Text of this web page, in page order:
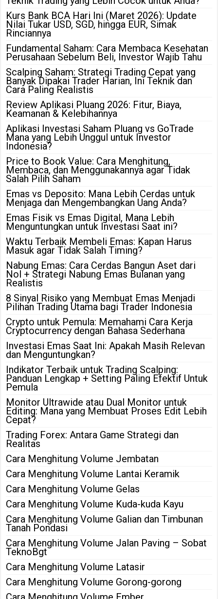
Kurs Bank BCA Hari Ini (Maret 2026): Update
Nilai Tukar USD, SGD, hingga EUR, Simak
Rinciannya
Fundamental Saham: Cara Membaca Kesehatan
Perusahaan Sebelum Beli, Investor Wajib Tahu
Scalping Saham: Strategi Trading Cepat yang
Banyak Dipakai Trader Harian, Ini Teknik dan
Cara Paling Realistis
Review Aplikasi Pluang 2026: Fitur, Biaya,
Keamanan & Kelebihannya
Aplikasi Investasi Saham Pluang vs GoTrade
Mana yang Lebih Unggul untuk Investor
Indonesia?
Price to Book Value: Cara Menghitung,
Membaca, dan Menggunakannya agar Tidak
Salah Pilih Saham
Emas vs Deposito: Mana Lebih Cerdas untuk
Menjaga dan Mengembangkan Uang Anda?
Emas Fisik vs Emas Digital, Mana Lebih
Menguntungkan untuk Investasi Saat ini?
Waktu Terbaik Membeli Emas: Kapan Harus
Masuk agar Tidak Salah Timing?
Nabung Emas: Cara Cerdas Bangun Aset dari
Nol + Strategi Nabung Emas Bulanan yang
Realistis
8 Sinyal Risiko yang Membuat Emas Menjadi
Pilihan Trading Utama bagi Trader Indonesia
Crypto untuk Pemula: Memahami Cara Kerja
Cryptocurrency dengan Bahasa Sederhana
Investasi Emas Saat Ini: Apakah Masih Relevan
dan Menguntungkan?
Indikator Terbaik untuk Trading Scalping:
Panduan Lengkap + Setting Paling Efektif Untuk
Pemula
Monitor Ultrawide atau Dual Monitor untuk
Editing: Mana yang Membuat Proses Edit Lebih
Cepat?
Trading Forex: Antara Game Strategi dan
Realitas
Cara Menghitung Volume Jembatan
Cara Menghitung Volume Lantai Keramik
Cara Menghitung Volume Gelas
Cara Menghitung Volume Kuda-kuda Kayu
Cara Menghitung Volume Galian dan Timbunan
Tanah Pondasi
Cara Menghitung Volume Jalan Paving – Sobat
TeknoBgt
Cara Menghitung Volume Latasir
Cara Menghitung Volume Gorong-gorong